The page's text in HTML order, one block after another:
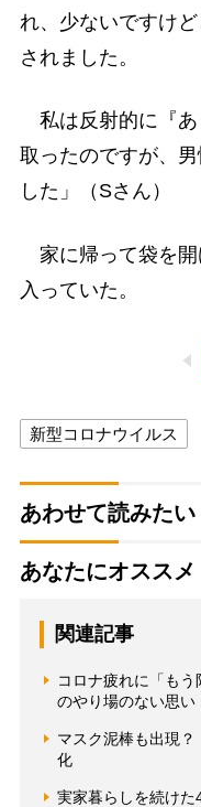
れ、少ないですけ
されました。
私は反射的に『あ
取ったのですが、
した」（Sさん）
家に帰って袋を開
入っていた。
新型コロナウイルス
あわせて読みたい
あなたにオススメ
関連記事
コロナ疲れに「も
のやり場のない思い
マスク泥棒も出現
化
実家暮らしを続け